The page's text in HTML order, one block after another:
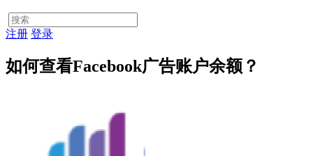
注册 登录
如何查看Facebook广告账户余额？